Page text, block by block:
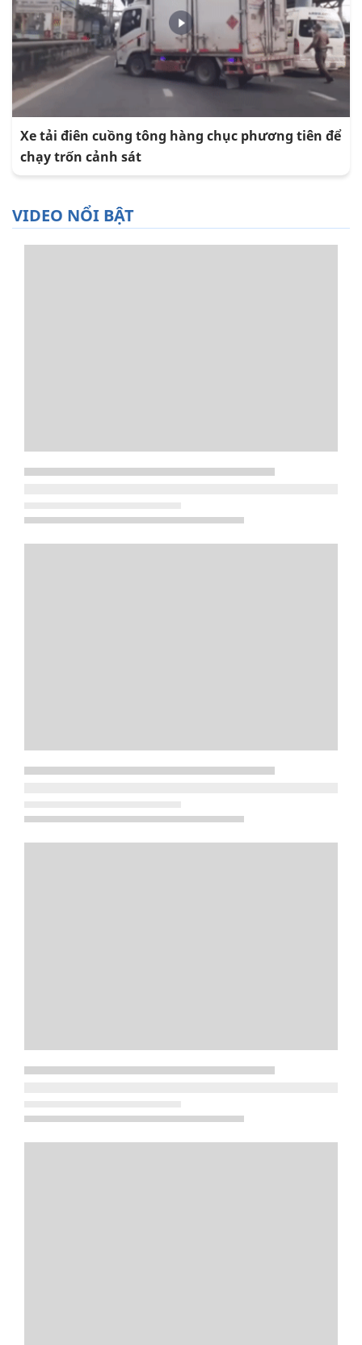
Xe tải điên cuồng tông hàng chục phương tiên để
chạy trốn cảnh sát
VIDEO NỔI BẬT